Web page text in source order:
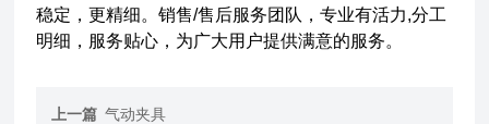
稳定，更精细。销售/售后服务团队，专业有活力,分工
明细，服务贴心，为广大用户提供满意的服务。
上一篇 气动夹具